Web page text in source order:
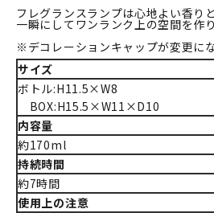
フレグランスランプは心地よい香り
一瞬にしてワンランク上の空間を作
※デコレーションキャップが変更に
サイズ
ボトル:H11.5×W8
BOX:H15.5×W11×D10
内容量
約170ml
持続時間
約7時間
使用上の注意